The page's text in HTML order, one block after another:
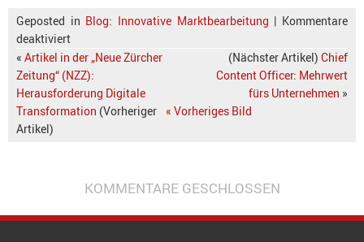
Geposted in Blog: Innovative Marktbearbeitung | Kommentare
deaktiviert
« Artikel in der „Neue Zürcher
Zeitung“ (NZZ):
Herausforderung Digitale
Transformation (Vorheriger
Artikel)
(Nächster Artikel) Chief
Content Officer: Mehrwert
fürs Unternehmen »
« Vorheriges Bild
KOMMENTARE GESCHLOSSEN